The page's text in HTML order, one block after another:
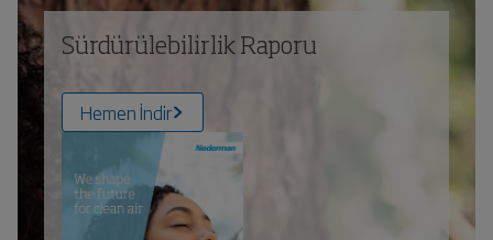
Sürdürülebilirlik Raporu
Hemen İndir